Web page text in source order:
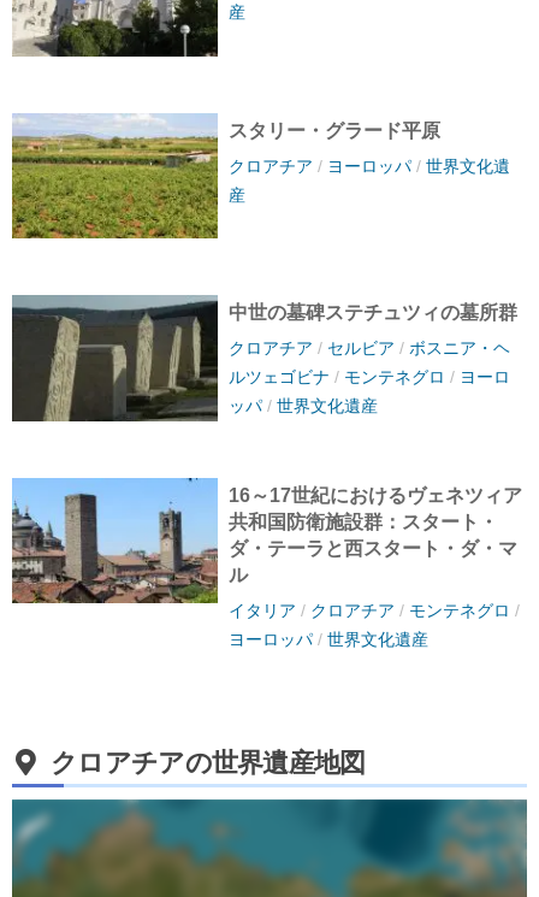
産
スタリー・グラード平原
クロアチア / ヨーロッパ/ 世界文化遺
産
中世の墓碑ステチュツィの墓所群
クロアチア / セルビア / ボスニア・ヘ
ルツェゴビナ / モンテネグロ / ヨーロ
ッパ/ 世界文化遺産
16～17世紀におけるヴェネツィア
共和国防衛施設群：スタート・
ダ・テーラと西スタート・ダ・マ
ル
イタリア / クロアチア / モンテネグロ /
ヨーロッパ/ 世界文化遺産
クロアチアの世界遺産地図